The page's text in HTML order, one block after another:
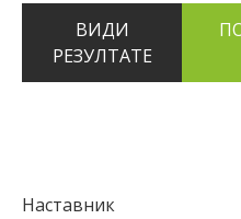
ВИДИ
РЕЗУЛТАТЕ
Наставник